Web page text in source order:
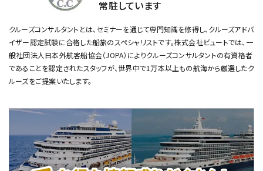
常駐しています
クルーズコンサルタントとは、セミナーを通じて専門知識を修得し、クルーズアドバ
イザー認定試験に合格した船旅のスペシャリストです。株式会社ビュートでは、一
般社団法人日本外航客船協会（JOPA）によりクルーズコンサルタントの有資格者
であることを認定されたスタッフが、世界中で1万本以上もの航海から厳選したク
ルーズをご提案いたします。